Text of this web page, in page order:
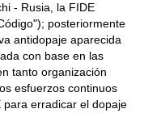
- Rusia, la FIDE
posteriormente
antidopaje aparecida
con base en las
tanto organización
esfuerzos continuos
erradicar el dopaje